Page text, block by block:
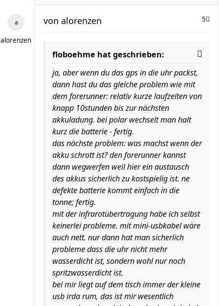
alorenzen
5
von alorenzen
floboehme hat geschrieben:
ja, aber wenn du das gps in die uhr packst,
dann hast du das gleiche problem wie mit
dem forerunner: relativ kurze laufzeiten von
knapp 10stunden bis zur nächsten
akkuladung. bei polar wechselt man halt
kurz die batterie - fertig.
das nächste problem: was machst wenn der
akku schrott ist? den forerunner kannst
dann wegwerfen weil hier ein austausch
des akkus sicherlich zu kostspielig ist. ne
defekte batterie kommt einfach in die
tonne; fertig.
mit der infrarotübertragung habe ich selbst
keinerlei probleme. mit mini-usbkabel wäre
auch nett. nur dann hat man sicherlich
probleme dass die uhr nicht mehr
wasserdicht ist, sondern wohl nur noch
spritzwasserdicht ist.
bei mir liegt auf dem tisch immer der kleine
usb irda rum, das ist mir wesentlich